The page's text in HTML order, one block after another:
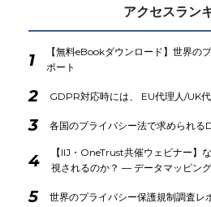
アクセスラン
1
【無料eBookダウンロード】世界の
ポート
2 GDPR対応時には、 EU代理人/UK
3 各国のプライバシー法で求められる
4
【IIJ・OneTrust共催ウェビナー】
視されるのか？ ― データマッピン
5 世界のプライバシー保護規制調査レ